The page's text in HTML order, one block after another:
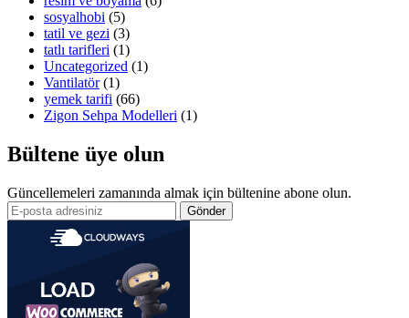
sosyalhobi (5)
tatil ve gezi (3)
tatlı tarifleri (1)
Uncategorized (1)
Vantilatör(1)
yemek tarifi (66)
Zigon Sehpa Modelleri (1)
Bültene üye olun
Güncellemeleri zamanında almak için bültenine abone olun.